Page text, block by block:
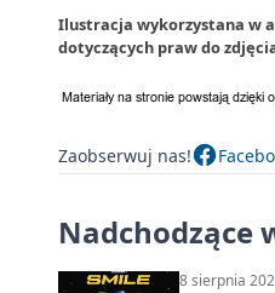
Ilustracja wykorzystana w
dotyczących praw do
Zaobserwuj nas!
Nadchodzące
8 sierpnia